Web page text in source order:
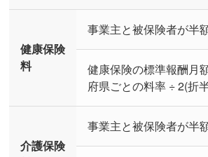
健康保険
料
事業主と被保険者が半
健康保険の標準報酬月
府県ごとの料率 ÷ 2(折
介護保険
事業主と被保険者が半